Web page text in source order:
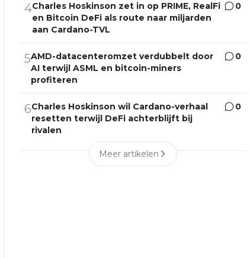
4Charles Hoskinson zet in op PRIME, RealFi
en Bitcoin DeFi als route naar miljarden
aan Cardano-TVL
0
5AMD-datacenteromzet verdubbelt door
AI terwijl ASML en bitcoin-miners
profiteren
0
6Charles Hoskinson wil Cardano-verhaal
resetten terwijl DeFi achterblijft bij
rivalen
0
Meer artikelen